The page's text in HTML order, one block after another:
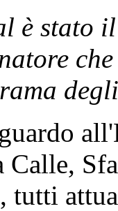
è stato
tutti